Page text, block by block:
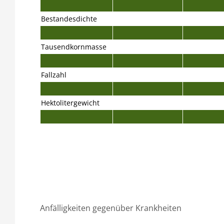
Bestandesdichte
Tausendkornmasse
Fallzahl
Hektolitergewicht
Anfälligkeiten gegenüber Krankheiten